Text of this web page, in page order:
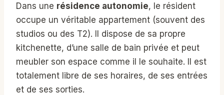
Dans une résidence autonomie, le résident
occupe un véritable appartement (souvent des
studios ou des T2). Il dispose de sa propre
kitchenette, d’une salle de bain privée et peut
meubler son espace comme il le souhaite. Il est
totalement libre de ses horaires, de ses entrées
et de ses sorties.